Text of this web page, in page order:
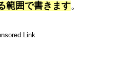
範囲で書きます。
Link